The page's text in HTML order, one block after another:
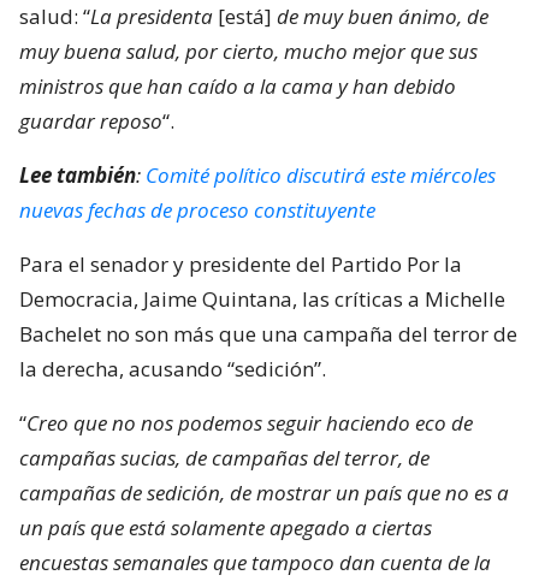
salud: “La presidenta [está] de muy buen ánimo, de
muy buena salud, por cierto, mucho mejor que sus
ministros que han caído a la cama y han debido
guardar reposo“.
Lee también: Comité político discutirá este miércoles
nuevas fechas de proceso constituyente
Para el senador y presidente del Partido Por la
Democracia, Jaime Quintana, las críticas a Michelle
Bachelet no son más que una campaña del terror de
la derecha, acusando “sedición”.
“Creo que no nos podemos seguir haciendo eco de
campañas sucias, de campañas del terror, de
campañas de sedición, de mostrar un país que no es a
un país que está solamente apegado a ciertas
encuestas semanales que tampoco dan cuenta de la